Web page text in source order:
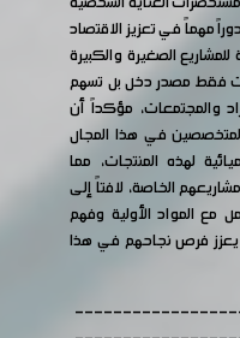
مهماً في تعزيز الاقتصاد
الصغيرة والكبيرة
فقط مصدر دخل بل تسهم
والمجتمعات، مؤكداً أن
في هذا المجال
لهذه المنتجات، مما
الخاصة، لافتاً إلى
مع المواد الأولية وفهم
يعزز فرص نجاحهم في هذا